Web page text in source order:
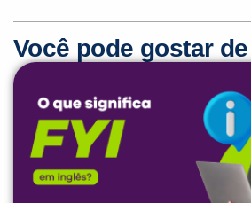
Você pode gostar